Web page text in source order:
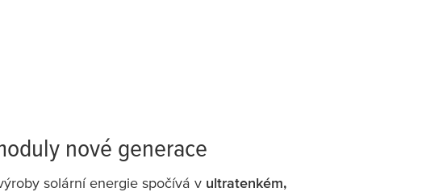
nové generace
solární energie spočívá v ultratenkém,